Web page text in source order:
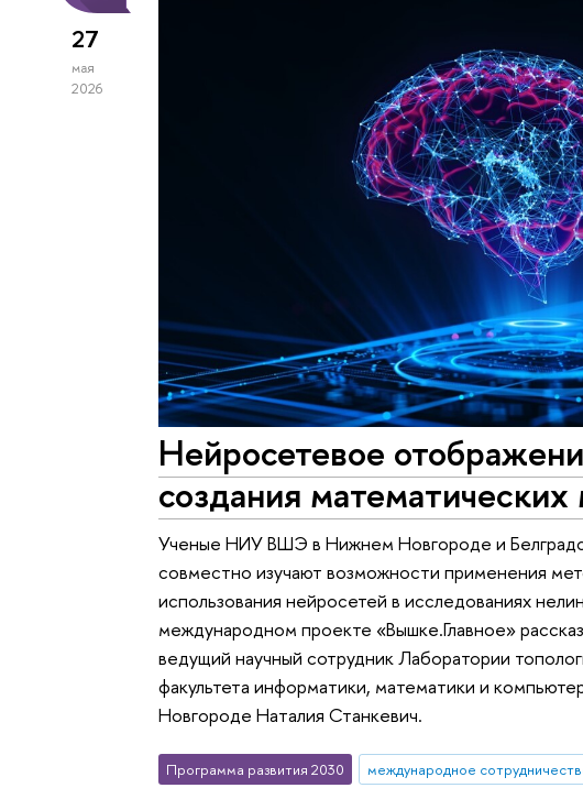
27
мая
2026
Нейросетевое
создания
Ученые НИУ ВШЭ в Нижнем Новгороде и
совместно изучают возможности применения
использования нейросетей в исследованиях
международном проекте «Вышке.Главное»
ведущий научный сотрудник Лаборатории
факультета информатики, математики и
Новгороде Наталия Станкевич.
Программа развития 2030 международное